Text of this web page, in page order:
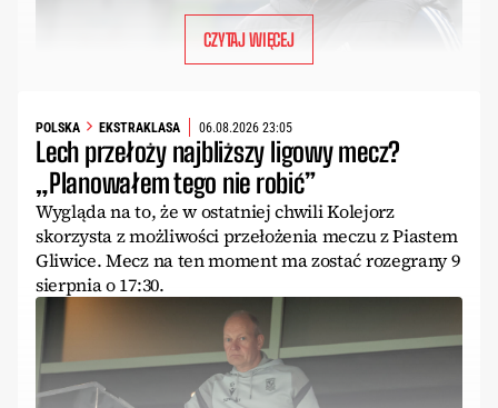
CZYTAJ WIĘCEJ
POLSKA EKSTRAKLASA 06.08.2026 23:05
Lech przełoży najbliższy ligowy mecz?
„Planowałem tego nie robić”
Wygląda na to, że w ostatniej chwili Kolejorz
skorzysta z możliwości przełożenia meczu z Piastem
Gliwice. Mecz na ten moment ma zostać rozegrany 9
sierpnia o 17:30.